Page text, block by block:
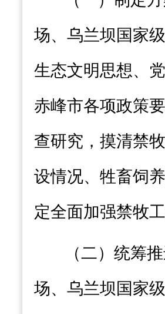
场、乌兰坝 国家级
生态文明思想、
赤峰市各项政策
查研究，摸清禁
设情况、牲畜饲
定全面加强禁牧工
（二）统筹
场、乌兰坝 国家级